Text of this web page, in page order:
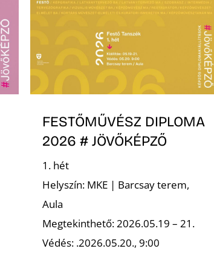
FESTŐMŰVÉSZ DIPLOMA
2026 # JÖVŐKÉPZŐ
1. hét
Helyszín: MKE | Barcsay terem,
Aula
Megtekinthető: 2026.05.19 – 21.
Védés: .2026.05.20., 9:00